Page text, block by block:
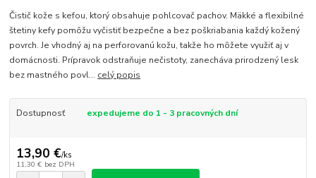
Čistič kože s kefou, ktorý obsahuje pohlcovač pachov. Mäkké a flexibilné
štetiny kefy pomôžu vyčistiť bezpečne a bez poškriabania každý kožený
povrch. Je vhodný aj na perforovanú kožu, takže ho môžete využiť aj v
domácnosti. Prípravok odstraňuje nečistoty, zanecháva prirodzený lesk
bez mastného povl... celý popis
Dostupnosť expedujeme do 1 - 3 pracovných dní
13,90 €/ks
11,30 € bez DPH